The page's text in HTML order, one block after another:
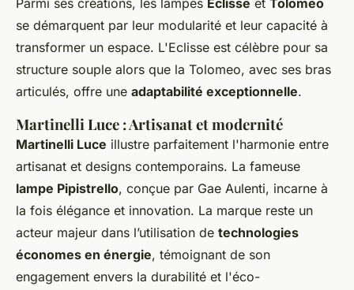
Parmi ses créations, les lampes Eclisse et Tolomeo
se démarquent par leur modularité et leur capacité à
transformer un espace. L'Eclisse est célèbre pour sa
structure souple alors que la Tolomeo, avec ses bras
articulés, offre une adaptabilité exceptionnelle.
Martinelli Luce : Artisanat et modernité
Martinelli Luce illustre parfaitement l'harmonie entre
artisanat et designs contemporains. La fameuse
lampe Pipistrello, conçue par Gae Aulenti, incarne à
la fois élégance et innovation. La marque reste un
acteur majeur dans l’utilisation de technologies
économes en énergie, témoignant de son
engagement envers la durabilité et l'éco-